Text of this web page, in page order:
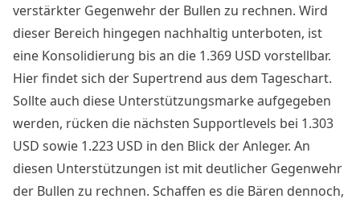
verstärkter Gegenwehr der Bullen zu rechnen. Wird
dieser Bereich hingegen nachhaltig unterboten, ist
eine Konsolidierung bis an die 1.369 USD vorstellbar.
Hier findet sich der Supertrend aus dem Tageschart.
Sollte auch diese Unterstützungsmarke aufgegeben
werden, rücken die nächsten Supportlevels bei 1.303
USD sowie 1.223 USD in den Blick der Anleger. An
diesen Unterstützungen ist mit deutlicher Gegenwehr
der Bullen zu rechnen. Schaffen es die Bären dennoch,